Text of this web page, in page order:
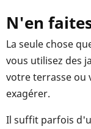
N'en
La seule chose
vous utilisez des
votre terrasse ou
exagérer.
Il suffit parfois